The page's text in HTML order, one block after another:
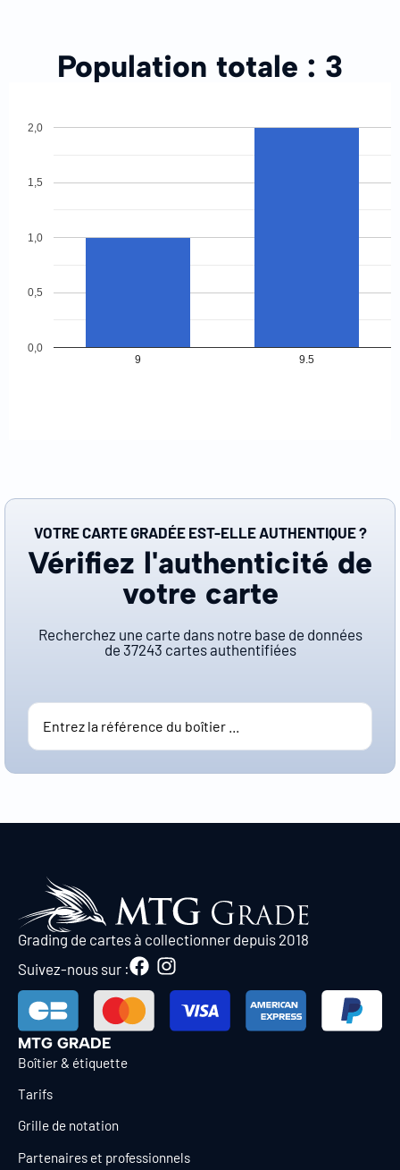
Population totale : 3
9 9.5
0,0
0,5
1,0
1,5
2,0
VOTRE CARTE GRADÉE EST-ELLE AUTHENTIQUE ?
Vérifiez l'authenticité de
votre carte
Recherchez une carte dans notre base de données
de 37243 cartes authentifiées
Grading de cartes à collectionner depuis 2018
Suivez-nous sur :
MTG GRADE
Boîtier & étiquette
Tarifs
Grille de notation
Partenaires et professionnels